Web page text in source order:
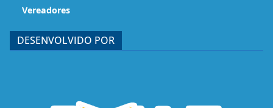
Vereadores
DESENVOLVIDO POR